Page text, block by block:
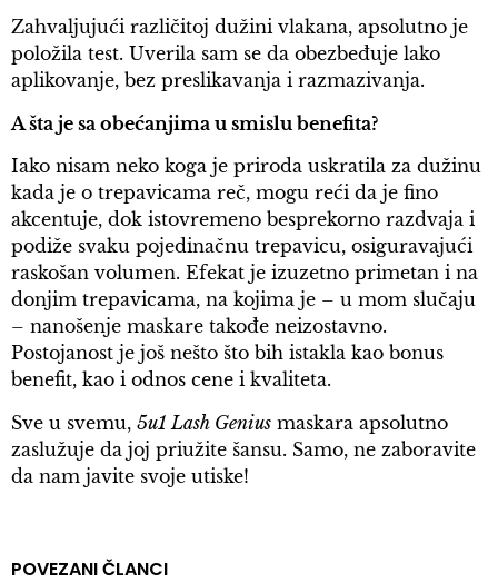
Zahvaljujući različitoj dužini vlakana, apsolutno je
položila test. Uverila sam se da obezbeđuje lako
aplikovanje, bez preslikavanja i razmazivanja.
A šta je sa obećanjima u smislu benefita?
Iako nisam neko koga je priroda uskratila za dužinu
kada je o trepavicama reč, mogu reći da je fino
akcentuje, dok istovremeno besprekorno razdvaja i
podiže svaku pojedinačnu trepavicu, osiguravajući
raskošan volumen. Efekat je izuzetno primetan i na
donjim trepavicama, na kojima je – u mom slučaju
– nanošenje maskare takođe neizostavno.
Postojanost je još nešto što bih istakla kao bonus
benefit, kao i odnos cene i kvaliteta.
Sve u svemu, 5u1 Lash Genius maskara apsolutno
zaslužuje da joj priužite šansu. Samo, ne zaboravite
da nam javite svoje utiske!
POVEZANI ČLANCI